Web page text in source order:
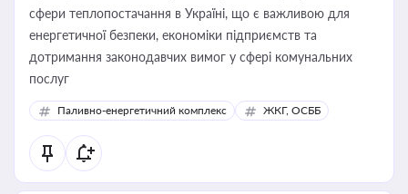
сфери теплопостачання в Україні, що є важливою для
енергетичної безпеки, економіки підприємств та
дотримання законодавчих вимог у сфері комунальних
послуг
Паливно-енергетичний комплекс ЖКГ, ОСББ